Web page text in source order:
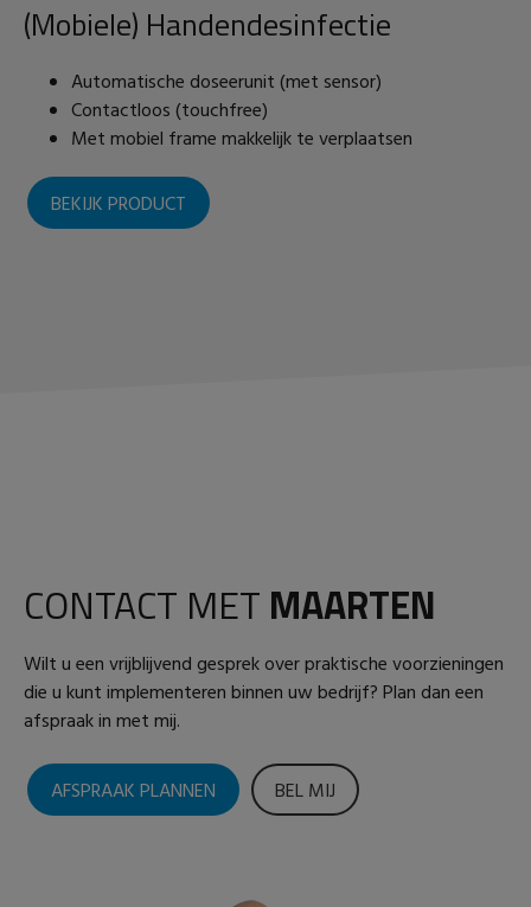
(Mobiele) Handendesinfectie
Automatische doseerunit (met sensor)
Contactloos (touchfree)
Met mobiel frame makkelijk te verplaatsen
BEKIJK PRODUCT
CONTACT MET MAARTEN
Wilt u een vrijblijvend gesprek over praktische voorzieningen
die u kunt implementeren binnen uw bedrijf? Plan dan een
afspraak in met mij.
AFSPRAAK PLANNEN BEL MIJ